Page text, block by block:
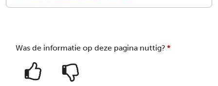
Was de informatie op deze pagina nuttig? *